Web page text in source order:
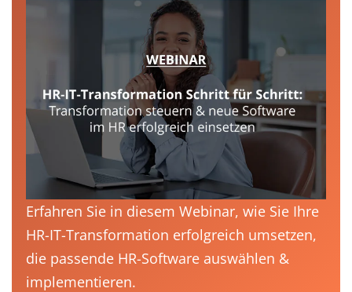
Erfahren Sie in diesem Webinar, wie Sie Ihre
HR-IT-Transformation erfolgreich umsetzen,
die passende HR-Software auswählen &
implementieren.